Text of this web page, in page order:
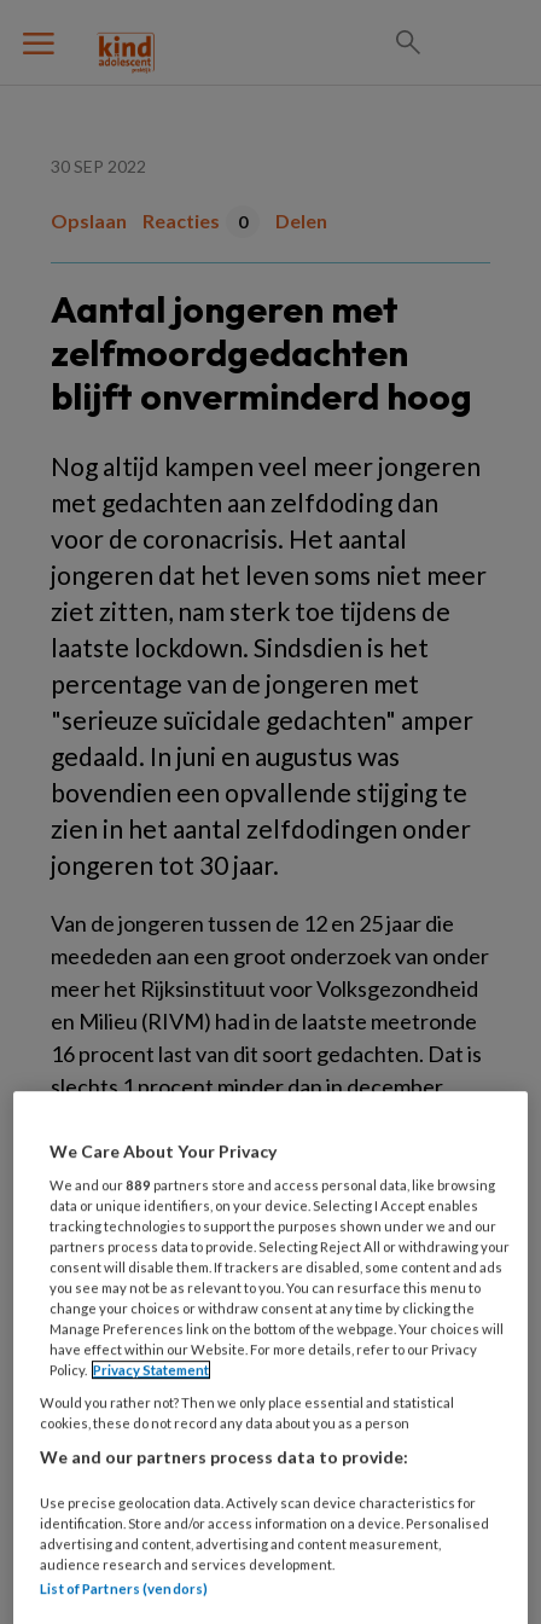
30 SEP 2022
Opslaan Reacties 0 Delen
Aantal jongeren met
zelfmoordgedachten
blijft onverminderd hoog
Nog altijd kampen veel meer jongeren
met gedachten aan zelfdoding dan
voor de coronacrisis. Het aantal
jongeren dat het leven soms niet meer
ziet zitten, nam sterk toe tijdens de
laatste lockdown. Sindsdien is het
percentage van de jongeren met
"serieuze suïcidale gedachten" amper
gedaald. In juni en augustus was
bovendien een opvallende stijging te
zien in het aantal zelfdodingen onder
jongeren tot 30 jaar.
Van de jongeren tussen de 12 en 25 jaar die
meededen aan een groot onderzoek van onder
meer het Rijksinstituut voor Volksgezondheid
en Milieu (RIVM) had in de laatste meetronde
16 procent last van dit soort gedachten. Dat is
slechts 1 procent minder dan in december
het hoge aantal coronabesmettingen. Het
onderzoek werd uitgevoerd in juni, de
resultaten verschenen donderdag.
Het daadwerkelijke aantal zelfdodingen onder
jongeren nam vorig jaar al toe met zo’n 15
procent. Die stijging lijkt dit jaar door te zetten,
waarschuwt onderzoeker Renske Gilissen van
113 Zelfmoordpreventie. In juni overleden 33
jongeren door zelfdoding, in augustus 34.
Gemiddeld gaat het doorgaans om iets meer
dan 20 gevallen per maand. Gilissen noemt de
recente cijfers dan ook “zorgwekkend”.
De gevolgen van de
We Care About Your Privacy
We and our889 partners store and access personal data, like browsing
data or unique identifiers, on your device. Selecting I Accept enables
tracking technologies to support the purposes shown under we and our
partners process data to provide. Selecting Reject All or withdrawing your
consent will disable them. If trackers are disabled, some content and ads
you see may not be as relevant to you. You can resurface this menu to
change your choices or withdraw consent at any time by clicking the
Manage Preferences link on the bottom of the webpage. Your choices will
have effect within our Website. For more details, refer to our Privacy
Policy. Privacy Statement
Would you rather not? Then we only place essential and statistical
cookies, these do not record any data about you as a person
We and our partners process data to provide:
Use precise geolocation data. Actively scan device characteristics for
identification. Store and/or access information on a device. Personalised
advertising and content, advertising and content measurement,
audience research and services development.
List of Partners (vendors)